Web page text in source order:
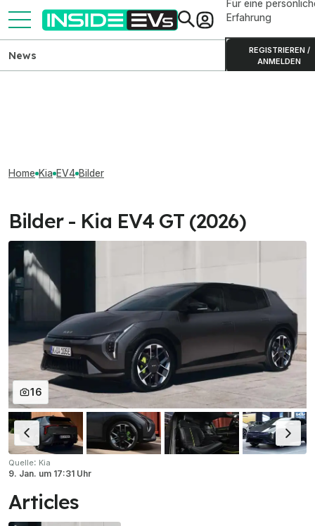
Für eine
Erfahrung
REGISTRIEREN /
ANMELDEN
News
Home Kia EV4 Bilder
Bilder - Kia EV4 GT (2026)
16
Quelle: Kia
9. Jan. um 17:31 Uhr
Articles